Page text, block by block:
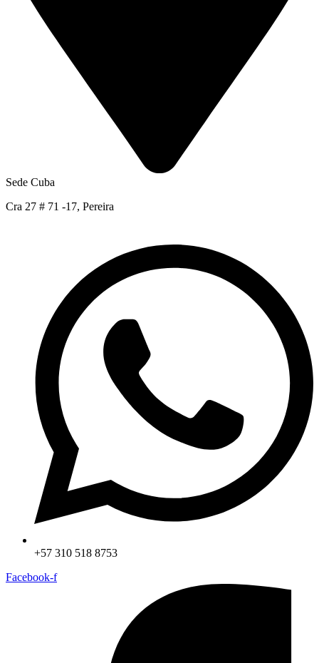
Sede Cuba
Cra 27 # 71 -17, Pereira
+57 310 518 8753
Facebook-f